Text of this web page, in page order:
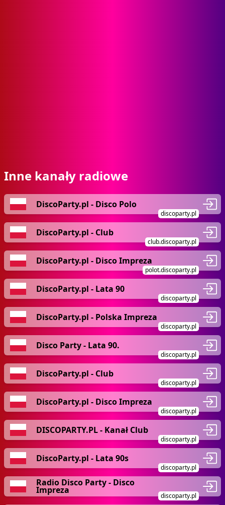
Inne kanały radiowe
DiscoParty.pl - Disco Polo
discoparty.pl
DiscoParty.pl - Club
club.discoparty.pl
DiscoParty.pl - Disco Impreza
polot.discoparty.pl
DiscoParty.pl - Lata 90
discoparty.pl
DiscoParty.pl - Polska Impreza
discoparty.pl
Disco Party - Lata 90.
discoparty.pl
DiscoParty.pl - Club
discoparty.pl
DiscoParty.pl - Disco Impreza
discoparty.pl
DISCOPARTY.PL - Kanał Club
discoparty.pl
DiscoParty.pl - Lata 90s
discoparty.pl
Radio Disco Party - Disco
Impreza
discoparty.pl